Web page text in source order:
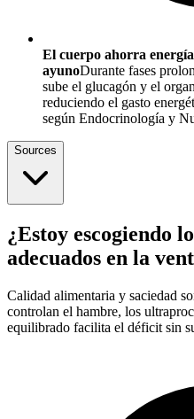
El cuerpo ahorra
ayunoDurante fases
sube el glucagón y el
reduciendo el gasto
según Endocrinología y
Sources
¿Estoy escogiendo
adecuados en la
Calidad alimentaria y saciedad
controlan el hambre, los
equilibrado facilita el déficit sin